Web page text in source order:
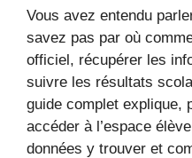
Vous avez entendu
savez pas par où
officiel, récupérer les
suivre les résultats
guide complet explique,
accéder à l’espace
données y trouver et